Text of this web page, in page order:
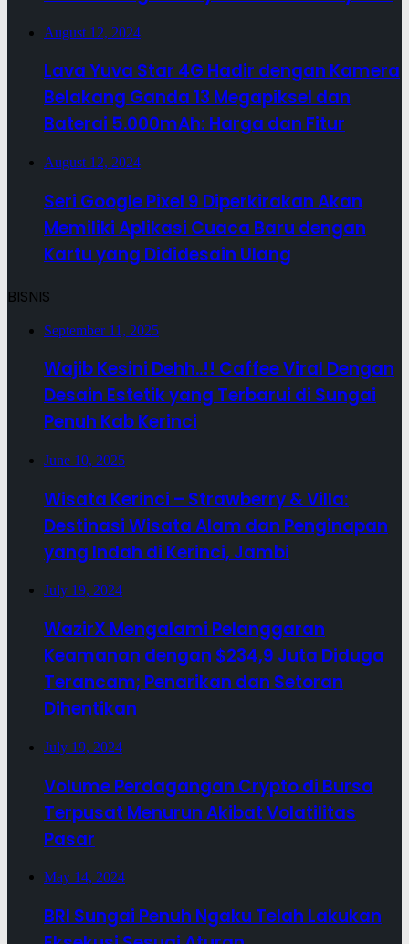
August 12, 2024
Lava Yuva Star 4G Hadir dengan Kamera
Belakang Ganda 13 Megapiksel dan
Baterai 5.000mAh: Harga dan Fitur
August 12, 2024
Seri Google Pixel 9 Diperkirakan Akan
Memiliki Aplikasi Cuaca Baru dengan
Kartu yang Dididesain Ulang
BISNIS
September 11, 2025
Wajib Kesini Dehh..!! Caffee Viral Dengan
Desain Estetik yang Terbarui di Sungai
Penuh Kab Kerinci
June 10, 2025
Wisata Kerinci – Strawberry & Villa:
Destinasi Wisata Alam dan Penginapan
yang Indah di Kerinci, Jambi
July 19, 2024
WazirX Mengalami Pelanggaran
Keamanan dengan $234,9 Juta Diduga
Terancam; Penarikan dan Setoran
Dihentikan
July 19, 2024
Volume Perdagangan Crypto di Bursa
Terpusat Menurun Akibat Volatilitas
Pasar
May 14, 2024
BRI Sungai Penuh Ngaku Telah Lakukan